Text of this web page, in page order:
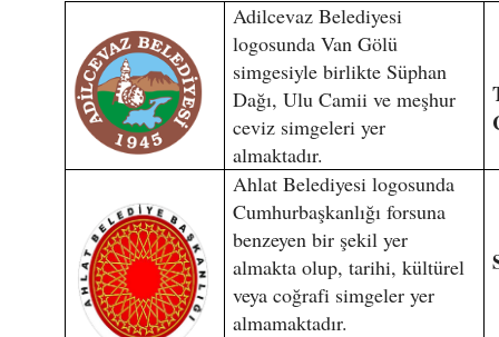
Adilcevaz Belediyesi
logosunda Van Gölü
simgesiyle birlikte Süphan
Dağı, Ulu Camii ve meşhur
ceviz simgeleri yer
almaktadır.
Ahlat Belediyesi logosunda
Cumhurbaşkanlığı forsuna
benzeyen bir şekil yer
almakta olup, tarihi, kültürel
veya coğrafi simgeler yer
almamaktadır.